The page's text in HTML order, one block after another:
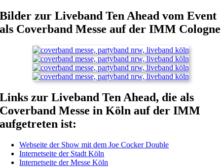
Bilder zur Liveband Ten Ahead vom Event
als Coverband Messe auf der IMM Cologne
Links zur Liveband Ten Ahead, die als
Coverband Messe in Köln auf der IMM
aufgetreten ist:
Webseite der Show mit dem Joe Cocker Double
Internetseite der Stadt Köln
Internetseite der Messe Köln